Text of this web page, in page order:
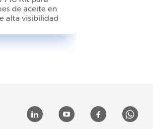
de aceite en
alta visibilidad